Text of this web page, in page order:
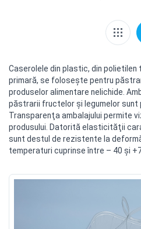
Caserolele din plastic, din
primară, se foloseşte pentru
produselor alimentare nelichide.
păstrarii fructelor şi legumelor sunt
Transparenţa ambalajului permite
produsului. Datorită elasticităţii
sunt destul de rezistente la
temperaturi cuprinse între – 40 şi